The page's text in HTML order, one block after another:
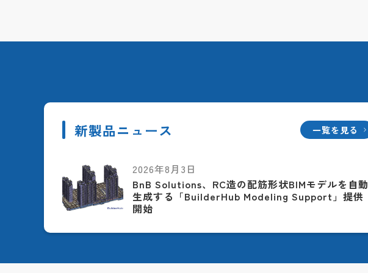
新製品ニュース 一覧を見る
2026年8月3日
BnB Solutions、RC造の配筋形状BIMモデルを自動
生成する「BuilderHub Modeling Support」提供
開始